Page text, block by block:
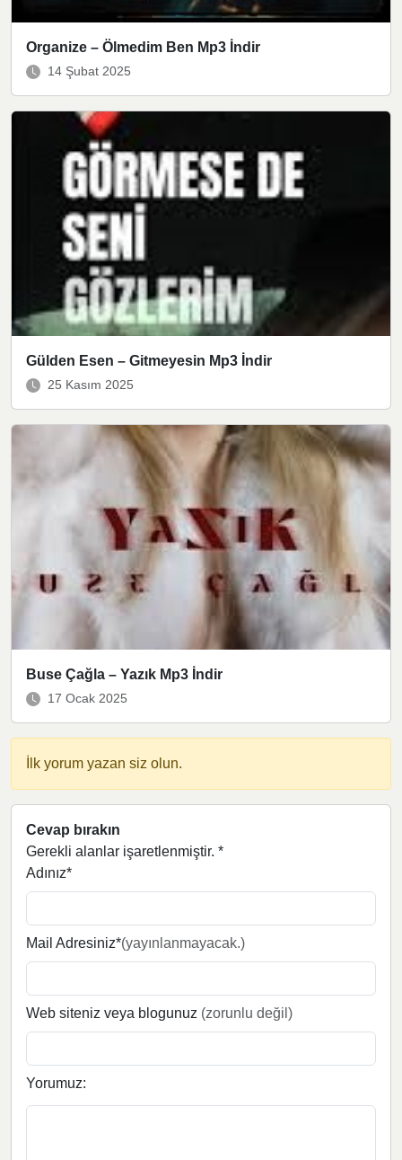
Organize – Ölmedim Ben Mp3 İndir
14 Şubat 2025
Gülden Esen – Gitmeyesin Mp3 İndir
25 Kasım 2025
Buse Çağla – Yazık Mp3 İndir
17 Ocak 2025
İlk yorum yazan siz olun.
Cevap bırakın
Gerekli alanlar işaretlenmiştir. *
Adınız*
Mail Adresiniz*(yayınlanmayacak.)
Web siteniz veya blogunuz (zorunlu değil)
Yorumuz: